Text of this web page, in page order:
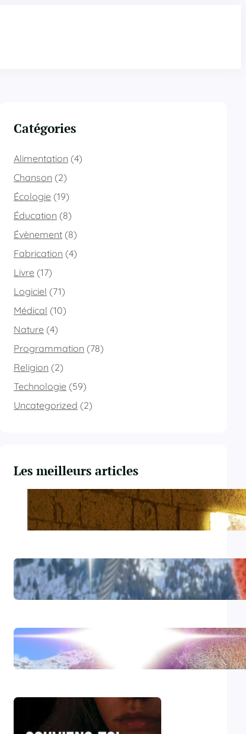
Catégories
Alimentation (4)
Chanson (2)
Écologie (19)
Éducation (8)
Évènement (8)
Fabrication (4)
Livre (17)
Logiciel (71)
Médical (10)
Nature (4)
Programmation (78)
Religion (2)
Technologie (59)
Uncategorized (2)
Les meilleurs articles
Du Yahvisme au Sionisme
Comirnaty
L’hydroxychloroquine
Souviens-toi, Sydney